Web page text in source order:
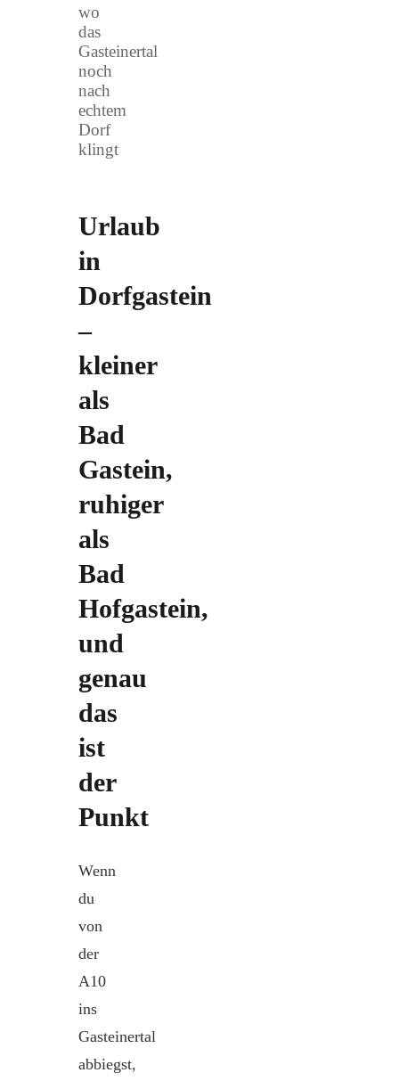
wo
das
Gasteinertal
noch
nach
echtem
Dorf
klingt
Urlaub
in
Dorfgastein
–
kleiner
als
Bad
Gastein,
ruhiger
als
Bad
Hofgastein,
und
genau
das
ist
der
Punkt
Wenn
du
von
der
A10
ins
Gasteinertal
abbiegst,